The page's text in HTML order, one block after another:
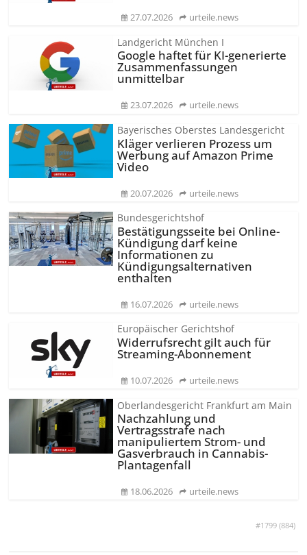
#1799 (884)
27.07.2026 urteile.news
Landgericht München I
Google haftet für KI-generierte
Zusammenfassungen
unmittelbar
23.07.2026 urteile.news
Bayerisches Oberstes Landesgericht
Kläger verlieren Prozess um
Werbung auf Amazon Prime
Video
20.07.2026 urteile.news
Bundesgerichtshof
Bestätigungsseite bei Online-
Kündigung darf keine
Informationen zu
Kündigungsal­ternativen
enthalten
16.07.2026 urteile.news
Europäischer Gerichtshof
Widerrufsrecht gilt auch für
Streaming-Abonnement
10.07.2026 urteile.news
Oberlandesgericht Frankfurt am Main
Nachzahlung und
Vertragsstrafe nach
manipuliertem Strom- und
Gasverbrauch in Cannabis-
Plantagenfall
18.06.2026 urteile.news